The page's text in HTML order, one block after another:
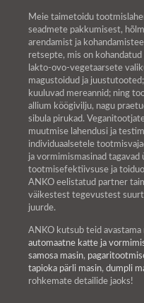
Meie taimetoidu
seadmete pakkumisest,
arendamist ja
retsepte, mis on
lakto-ovo-vegetaarsete
magustoidud ja
kuuluvad mereannid; ning
allium köögivilju, nagu
sibula pirukad.
muutmise lahendusi ja
individuaalsetele
ja vormimismasinad
tootmisefektiivsuse ja
ANKO eelistatud partner
väikestest tegevustest
juurde.
ANKO kutsub teid
automaatne katte ja
samosa masin,
tapioka pärli masin, dumpli
rohkemate detailide jaoks!